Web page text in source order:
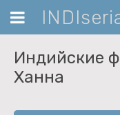
Индийские
Ханна